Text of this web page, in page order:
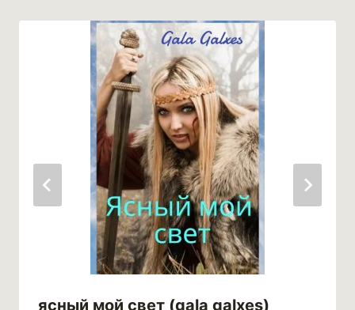
ясный мой свет (gala galxes)